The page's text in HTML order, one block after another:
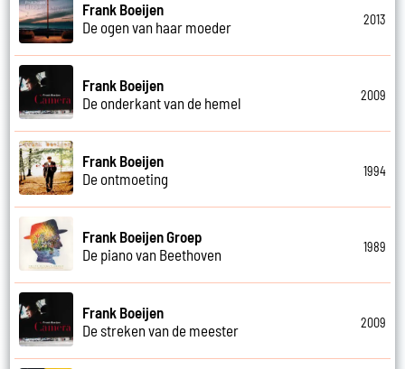
Frank Boeijen
De ogen van haar moeder
2013
Frank Boeijen
De onderkant van de hemel
2009
Frank Boeijen
De ontmoeting
1994
Frank Boeijen Groep
De piano van Beethoven
1989
Frank Boeijen
De streken van de meester
2009